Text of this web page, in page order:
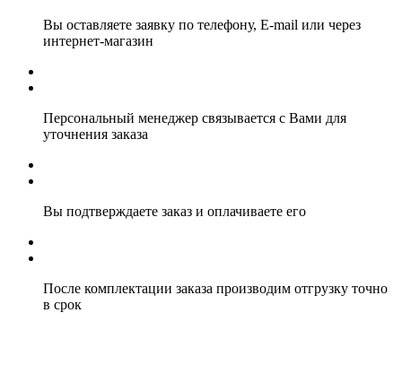
Вы оставляете заявку по телефону, E-mail или через
интернет-магазин
Персональный менеджер связывается с Вами для
уточнения заказа
Вы подтверждаете заказ и оплачиваете его
После комплектации заказа производим отгрузку точно
в срок